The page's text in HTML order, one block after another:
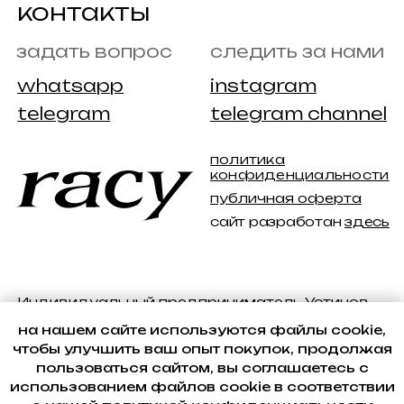
на нашем сайте используются файлы cookie,
чтобы улучшить ваш опыт покупок, продолжая
пользоваться сайтом, вы соглашаетесь с
использованием файлов cookie в соответствии